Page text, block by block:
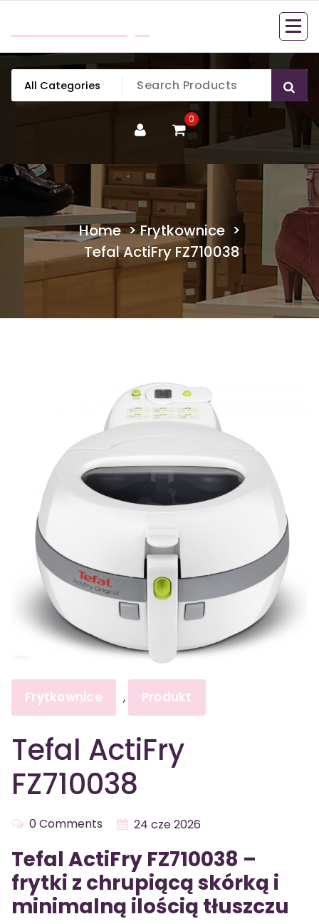
content
0
Home>Frytkownice >
Tefal ActiFry FZ710038
Frytkownice , Produkt
Tefal ActiFry
FZ710038
0 Comments 24 cze 2026
Tefal ActiFry FZ710038 –
frytki z chrupiącą skórką i
minimalną ilością tłuszczu